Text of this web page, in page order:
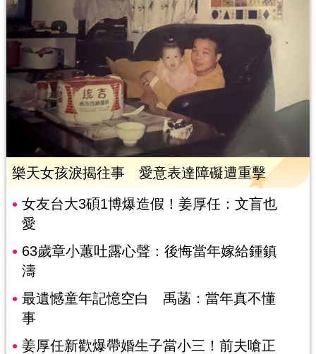
樂天女孩淚揭往事 愛意表達障礙遭重擊
女友台大3碩1博爆造假！姜厚任：文盲也
愛
63歲章小蕙吐露心聲：後悔當年嫁給鍾鎮
濤
最遺憾童年記憶空白 禹菡：當年真不懂
事
姜厚任新歡爆帶婚生子當小三！前夫嗆正